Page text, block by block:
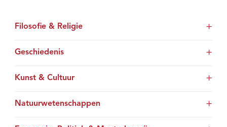
Filosofie & Religie
Geschiedenis
Kunst & Cultuur
Natuurwetenschappen